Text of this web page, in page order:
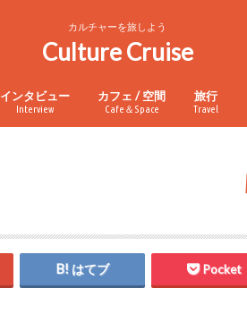
カルチャーを旅しよう
Culture Cruise
インタビュー
Interview
カフェ / 空間
Cafe＆Space
旅行
Travel
はてブ Pocket